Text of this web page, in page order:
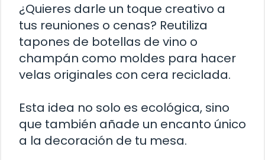
¿Quieres darle un toque creativo a
tus reuniones o cenas? Reutiliza
tapones de botellas de vino o
champán como moldes para hacer
velas originales con cera reciclada.
Esta idea no solo es ecológica, sino
que también añade un encanto único
a la decoración de tu mesa.